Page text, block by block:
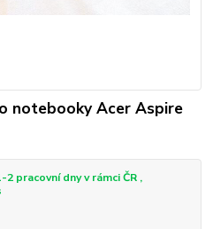
notebooky Acer Aspire
pracovní dny v rámci ČR ,